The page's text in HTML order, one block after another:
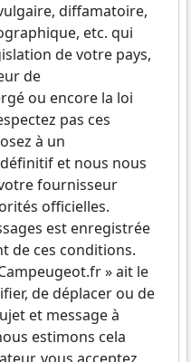
diffamatoire,
etc. qui
de votre pays,
de
ou encore la loi
pas ces
à un
et nous nous
fournisseur
officielles.
est enregistrée
de ces conditions.
» ait le
de déplacer ou de
et message à
estimons cela